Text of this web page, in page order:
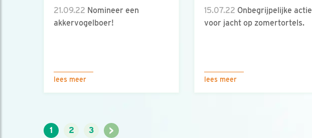
21.09.22 Nomineer een
akkervogelboer!
lees meer
15.07.22 Onbegrijpelijke actie
voor jacht op zomertortels.
lees meer
1 2 3 >